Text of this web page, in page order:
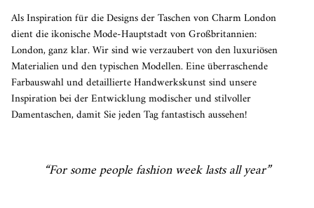
Als Inspiration für die Designs der Taschen von Charm London
dient die ikonische Mode-Hauptstadt von Großbritannien:
London, ganz klar. Wir sind wie verzaubert von den luxuriösen
Materialien und den typischen Modellen. Eine überraschende
Farbauswahl und detaillierte Handwerkskunst sind unsere
Inspiration bei der Entwicklung modischer und stilvoller
Damentaschen, damit Sie jeden Tag fantastisch aussehen!
“For some people fashion week lasts all year”